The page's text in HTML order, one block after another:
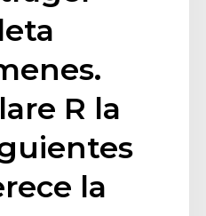
R la
la